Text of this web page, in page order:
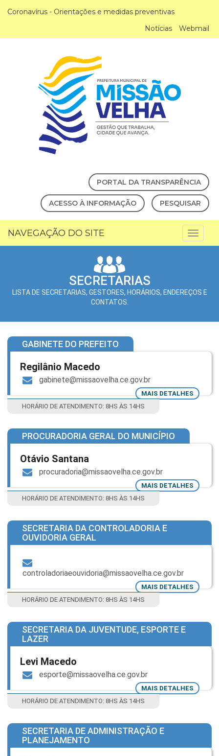
Coronavírus - Orientações e medidas preventivas
Notícias
Webmail
PORTAL DA TRANSPARÊNCIA
ACESSO À INFORMAÇÃO PESQUISAR
NAVEGAÇÃO DO SITE
SECRETARIAS
LISTA DE SECRETARIAS, GESTORES, HORÁRIOS, ENDEREÇOS E
CONTATOS.
GABINETE DO PREFEITO
Regilânio Macedo
gabinete@missaovelha.ce.gov.br
MAIS DETALHES
HORÁRIO DE ATENDIMENTO: 8HS ÀS 14HS
PROCURADORIA GERAL DO MUNICÍPIO
Otávio Santana
procuradoria@missaovelha.ce.gov.br
MAIS DETALHES
HORÁRIO DE ATENDIMENTO: 8HS ÀS 14HS
SECRETARIA DA CONTROLADORIA E
OUVIDORIA GERAL
controladoriaeouvidoria@missaovelha.ce.gov.br
MAIS DETALHES
HORÁRIO DE ATENDIMENTO: 8HS ÀS 14HS
SECRETARIA DA JUVENTUDE, ESPORTE E
LAZER
Levi Macedo
esporte@missaovelha.ce.gov.br
MAIS DETALHES
HORÁRIO DE ATENDIMENTO: 8HS ÀS 14HS
SECRETARIA DE ADMINISTRAÇÃO E
PLANEJAMENTO